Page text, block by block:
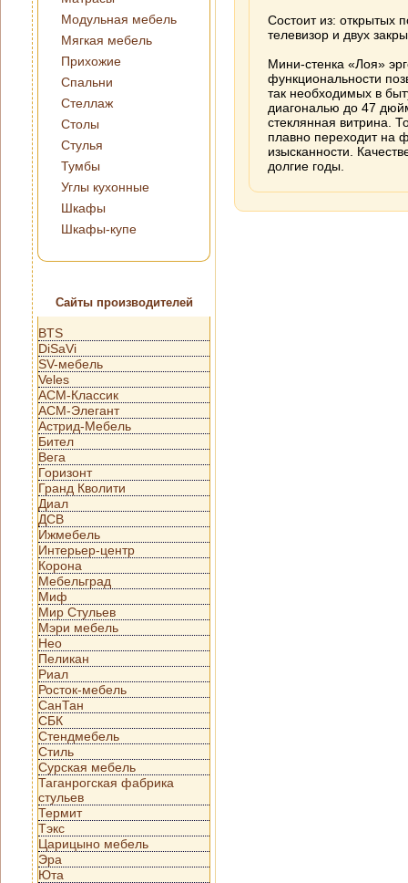
Модульная мебель
Мягкая мебель
Прихожие
Спальни
Стеллаж
Столы
Стулья
Тумбы
Углы кухонные
Шкафы
Шкафы-купе
Сайты производителей
BTS
DiSaVi
SV-мебель
Veles
АСМ-Классик
АСМ-Элегант
Астрид-Мебель
Бител
Вега
Горизонт
Гранд Кволити
Диал
ДСВ
Ижмебель
Интерьер-центр
Корона
Мебельград
Миф
Мир Стульев
Мэри мебель
Нео
Пеликан
Риал
Росток-мебель
СанТан
СБК
Стендмебель
Стиль
Сурская мебель
Таганрогская фабрика
стульев
Термит
Тэкс
Царицыно мебель
Эра
Юта
Состоит из: открытых
телевизор и двух
Мини-стенка «Лоя»
функциональности
так необходимых в
диагональю до 47
стеклянная витрина.
плавно переходит на
изысканности.
долгие годы.